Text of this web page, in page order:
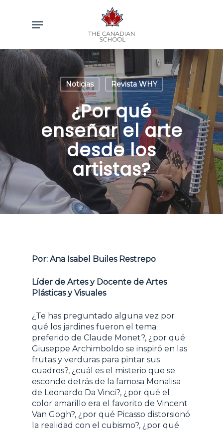
Menu
Noticias Revista WHY
¿Por qué
enseñar el arte
desde los
artistas?
Por: Ana Isabel Builes Restrepo
Líder de Artes y Docente de Artes
Plásticas y Visuales
¿Te has preguntado alguna vez por
qué los jardines fueron el tema
preferido de Claude Monet?, ¿por qué
Giuseppe Archimboldo se inspiró en las
frutas y verduras para pintar sus
cuadros?, ¿cuál es el misterio que se
esconde detrás de la famosa Monalisa
de Leonardo Da Vinci?, ¿por qué el
color amarillo era el favorito de Vincent
Van Gogh?, ¿por qué Picasso distorsionó
la realidad con el cubismo?, ¿por qué